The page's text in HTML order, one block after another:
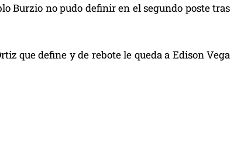
Burzio no pudo definir en el segundo poste tras
que define y de rebote le queda a Edison Vega